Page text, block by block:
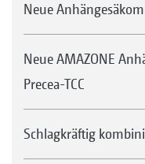
Neue
Neue AMAZONE
Precea-TCC
Schlagkräftig